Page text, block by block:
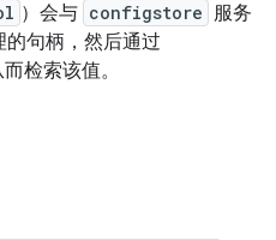
）会与 configstore 服务
句柄，然后通过
检索该值。